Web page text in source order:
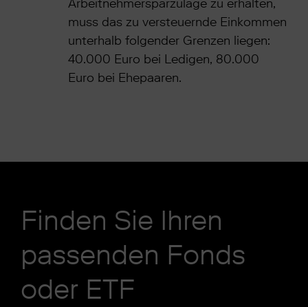
Arbeitnehmersparzulage zu erhalten,
muss das zu versteuernde Einkommen
unterhalb folgender Grenzen liegen:
40.000 Euro bei Ledigen, 80.000
Euro bei Ehepaaren.
Finden Sie Ihren
passenden Fonds
oder ETF